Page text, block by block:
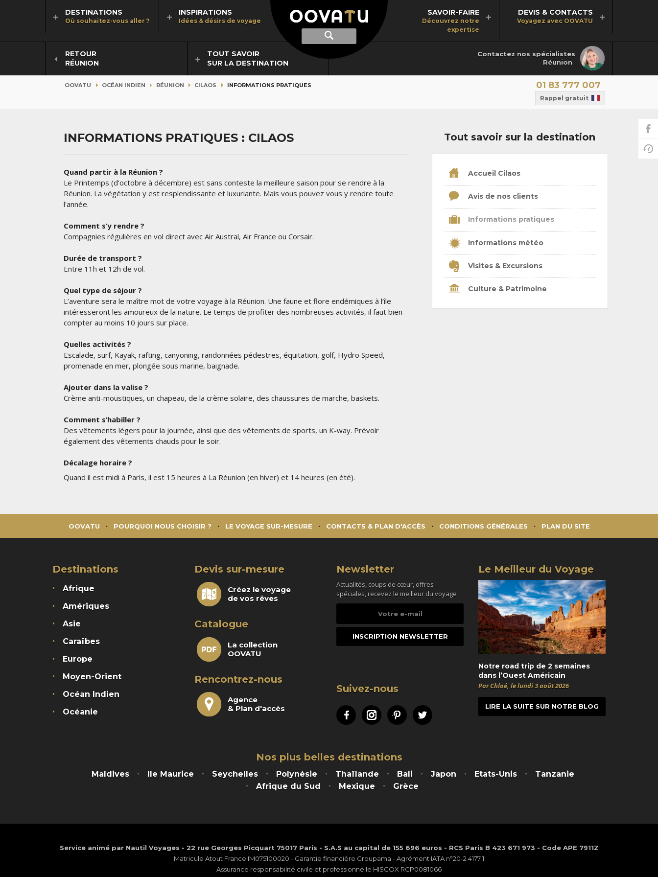
Afficher
recherche
Recherche
DESTINATIONS
Où souhaitez-vous aller ?
INSPIRATIONS
Idées & désirs de voyage
SAVOIR-FAIRE
Découvrez notre
expertise
DEVIS & CONTACTS
Voyagez avec OOVATU
Contactez nos spécialistes
Réunion
RETOUR
RÉUNION
TOUT SAVOIR
SUR LA DESTINATION
OOVATU OCÉAN INDIEN RÉUNION CILAOS INFORMATIONS PRATIQUES 01 83 777 007
Rappel gratuit
INFORMATIONS PRATIQUES : CILAOS
Quand partir à la Réunion ?
Le Printemps (d’octobre à décembre) est sans conteste la meilleure saison pour se rendre à la
Réunion. La végétation y est resplendissante et luxuriante. Mais vous pouvez vous y rendre toute
l'année.
Comment s’y rendre ?
Compagnies régulières en vol direct avec Air Austral, Air France ou Corsair.
Durée de transport ?
Entre 11h et 12h de vol.
Quel type de séjour ?
L’aventure sera le maître mot de votre voyage à la Réunion. Une faune et flore endémiques à l’île
intéresseront les amoureux de la nature. Le temps de profiter des nombreuses activités, il faut bien
compter au moins 10 jours sur place.
Quelles activités ?
Escalade, surf, Kayak, rafting, canyoning, randonnées pédestres, équitation, golf, Hydro Speed,
promenade en mer, plongée sous marine, baignade.
Ajouter dans la valise ?
Crème anti-moustiques, un chapeau, de la crème solaire, des chaussures de marche, baskets.
Comment s’habiller ?
Des vêtements légers pour la journée, ainsi que des vêtements de sports, un K-way. Prévoir
également des vêtements chauds pour le soir.
Décalage horaire ?
Quand il est midi à Paris, il est 15 heures à La Réunion (en hiver) et 14 heures (en été).
Tout savoir sur la destination
Accueil Cilaos
Avis de nos clients
Informations pratiques
Informations météo
Visites & Excursions
Culture & Patrimoine
OOVATU POURQUOI NOUS CHOISIR ? LE VOYAGE SUR-MESURE CONTACTS & PLAN D'ACCÈS CONDITIONS GÉNÉRALES PLAN DU SITE
Destinations
Afrique
Amériques
Asie
Caraïbes
Europe
Moyen-Orient
Océan Indien
Océanie
Devis sur-mesure
Créez le voyage
de vos rêves
Catalogue
La collection
OOVATU
Rencontrez-nous
Agence
& Plan d'accès
Newsletter
Actualités, coups de cœur, offres
spéciales, recevez le meilleur du voyage :
Suivez-nous
FacebookInstagramPinterestTwitter
Le Meilleur du Voyage
Notre road trip de 2 semaines
dans l’Ouest Américain
Par Chloé, le lundi 3 août 2026
LIRE LA SUITE SUR NOTRE BLOG
Nos plus belles destinations
Maldives Ile Maurice Seychelles Polynésie Thaïlande Bali Japon Etats-Unis
Tanzanie
Afrique du Sud
Mexique Grèce
Service animé par Nautil Voyages - 22 rue Georges Picquart 75017 Paris - S.A.S au capital de 155 696 euros - RCS Paris B 423 671 973 - Code APE 7911Z
Matricule Atout France IM075100020 - Garantie financière Groupama - Agrément IATA n°20-2 4177 1
Assurance responsabilité civile et professionnelle HISCOX RCP0081066